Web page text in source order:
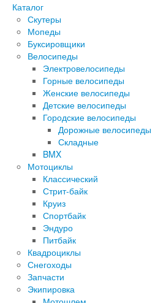
Каталог
Скутеры
Мопеды
Буксировщики
Велосипеды
Электровелосипеды
Горные велосипеды
Женские велосипеды
Детские велосипеды
Городские велосипеды
Дорожные велосипеды
Складные
BMX
Мотоциклы
Классический
Стрит-байк
Круиз
Спортбайк
Эндуро
Питбайк
Квадроциклы
Снегоходы
Запчасти
Экипировка